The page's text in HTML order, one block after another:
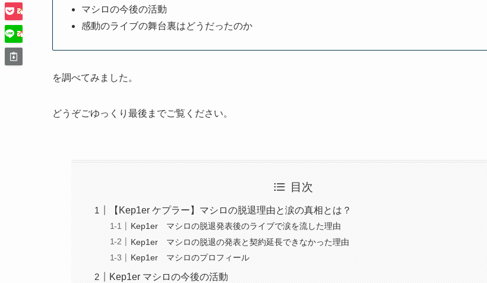
マシロの今後の活動
感動のライブの舞台裏はどうだったのか
を調べてみました。
どうぞごゆっくり最後までご覧ください。
目次
【Kep1er ケプラー】マシロの脱退理由と涙の真相とは？
Kep1er マシロの脱退発表後のライブで涙を流した理由
Kep1er マシロの脱退の発表と契約延長できなかった理由
Kep1er マシロのプロフィール
Kep1er マシロの今後の活動